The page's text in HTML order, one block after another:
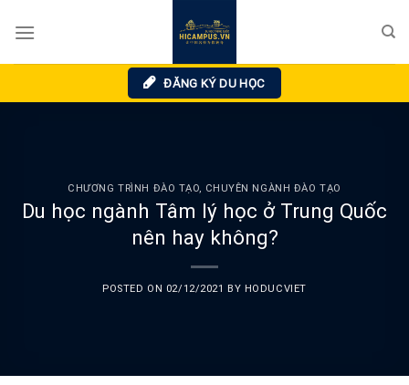
ĐĂNG KÝ DU HỌC
CHƯƠNG TRÌNH ĐÀO TẠO, CHUYÊN NGÀNH ĐÀO TẠO
Du học ngành Tâm lý học ở Trung Quốc
nên hay không?
POSTED ON 02/12/2021 BY HODUCVIET